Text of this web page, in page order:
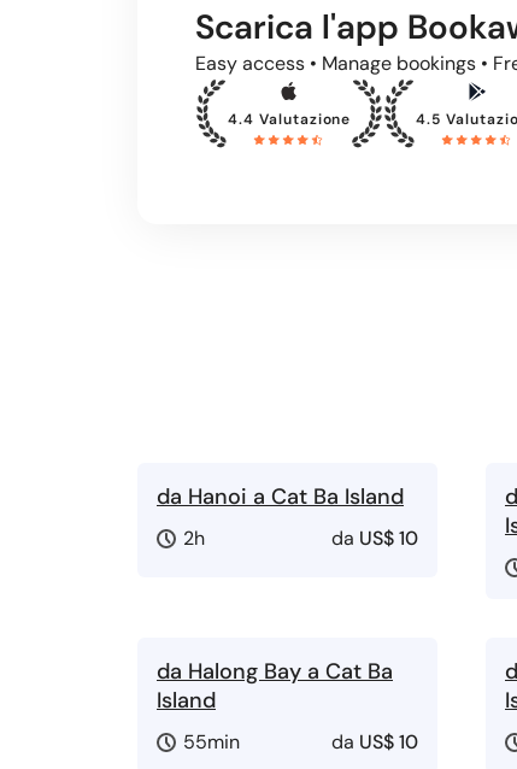
Scarica l'app
Easy access • Manage bookings •
4.4 Valutazione 4.5
da Hanoi a Cat Ba Island
2h da US$ 10
da Halong Bay a Cat Ba
Island
55min da US$ 10